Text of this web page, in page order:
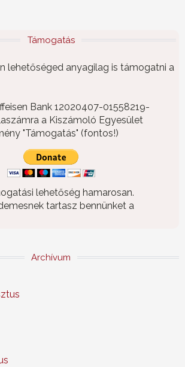
Támogatás
lehetőséged anyagilag is támogatni a
Bank 12020407-01558219-
a Kiszámoló Egyesület
"Támogatás" (fontos!)
lehetőség hamarosan.
tartasz bennünket a
Archívum